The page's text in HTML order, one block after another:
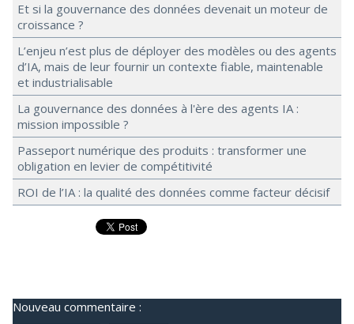
Et si la gouvernance des données devenait un moteur de
croissance ?
L’enjeu n’est plus de déployer des modèles ou des agents
d’IA, mais de leur fournir un contexte fiable, maintenable
et industrialisable
La gouvernance des données à l'ère des agents IA :
mission impossible ?
Passeport numérique des produits : transformer une
obligation en levier de compétitivité
ROI de l’IA : la qualité des données comme facteur décisif
Nouveau commentaire :